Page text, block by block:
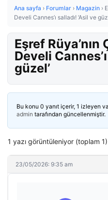
Ana sayfa › Forumlar › Magazin ›
Develi Cannes’ı salladı! ‘Asil ve
Eşref Rüya’nın
Develi
güzel’
Bu konu 0 yanıt içerir, 1 izleyen
admin tarafından güncellenmiştir.
1 yazı görüntüleniyor (toplam 1)
23/05/2026: 9:35 am